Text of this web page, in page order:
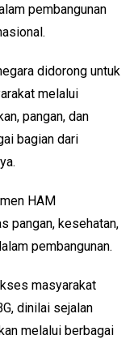
pembangunan
didorong untuk
melalui
pangan, dan
bagian dari
HAM
pangan, kesehatan,
pembangunan.
masyarakat
dinilai sejalan
melalui berbagai